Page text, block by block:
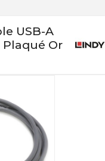
USB-A
Plaqué Or